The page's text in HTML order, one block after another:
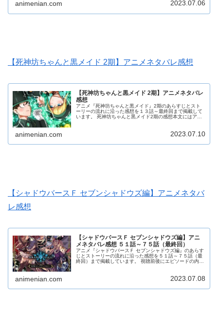
animenian.com 2023.07.06
【死神坊ちゃんと黒メイド 2期】アニメネタバレ感想
【死神坊ちゃんと黒メイド 2期】アニメネタバレ
感想
アニメ『死神坊ちゃんと黒メイド』2期のあらすじとスト
ーリーの流れに沿った感想を１３話～最終回まで掲載して
います。 死神坊ちゃんと黒メイド2期の感想本文にはアニ
animenian.com 2023.07.10
【シャドウバースＦ セブンシャドウズ編】アニメネタバ
レ感想
【シャドウバースＦ セブンシャドウズ編】アニ
メネタバレ感想 ５１話～７５話（最終回）
アニメ『シャドウバースＦ セブンシャドウズ編』のあらす
じとストーリーの流れに沿った感想を５１話～７５話（最
終回）まで掲載しています。 視聴前後にエピソードの内容
なっています。 シャドウバースＦ セブンシャドウズ編の
感想本文にはアニメのネタバレが含まれる場合があります
ので、ご了承の上お読みください。
animenian.com 2023.07.08